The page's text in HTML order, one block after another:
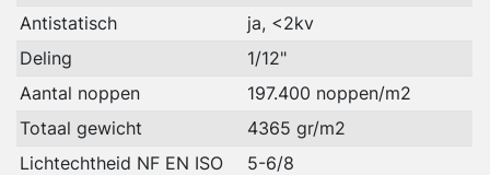
Antistatisch
ja, <2kv
Deling
1/12"
Aantal noppen
197.400 noppen/m2
Totaal gewicht
4365 gr/m2
Lichtechtheid NF EN ISO
5-6/8